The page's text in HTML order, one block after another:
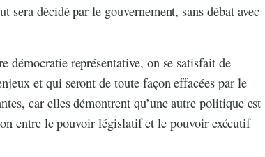
sera décidé par le gouvernement, sans débat avec
démocratie représentative, on se satisfait de
et qui seront de toute façon effacées par le
car elles démontrent qu’une autre politique est
entre le pouvoir législatif et le pouvoir exécutif